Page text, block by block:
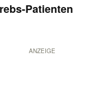
Patienten
ANZEIGE